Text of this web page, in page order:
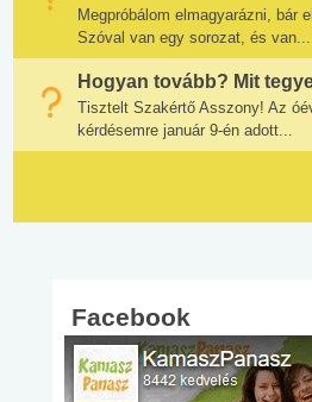
Megpróbálom elmagyarázni, bár
Szóval van egy sorozat, és van...
Hogyan tovább? Mit
Tisztelt Szakértő Asszony! Az
kérdésemre január 9-én adott...
Facebook